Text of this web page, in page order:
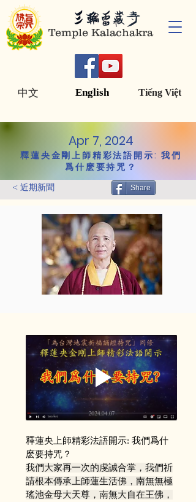
Temple Kalachakra
English Tiếng Việt
中文
Apr 7, 2024
釋蓮央金剛上師精彩法語開示: 我們
爲什麽要持咒？
< 近期新聞 Share
釋蓮央上師精彩法語開示: 我們爲什
麽要持咒？
我們大家再一次的虔誠合掌，我們祈
請根本傳承上師蓮生活佛，南無無極
瑤池金母大天尊，南無大自在王佛，